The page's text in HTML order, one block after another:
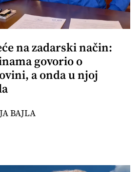
na zadarski način:
govorio o
a onda u njoj
BAJLA